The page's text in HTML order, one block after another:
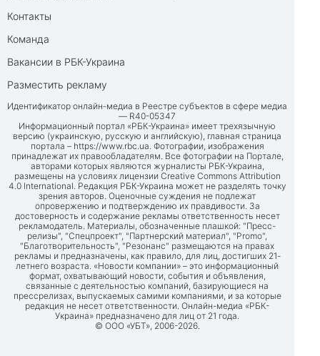
Контакты
Команда
Вакансии в РБК-Украина
Разместить рекламу
Идентификатор онлайн-медиа в Реестре субъектов в сфере медиа
— R40-05347
Информационный портал «РБК-Украина» имеет трехязычную
версию (украинскую, русскую и английскую), главная страница
портала – https://www.rbc.ua . Фотографии, изображения
принадлежат их правообладателям. Все фотографии на Портале,
авторами которых являются журналисты РБК-Украина,
размещены на условиях лицензии Creative Commons Attribution
4.0 International. Редакция РБК-Украина может не разделять точку
зрения авторов. Оценочные суждения не подлежат
опровержению и подтверждению их правдивости. За
достоверность и содержание рекламы ответственность несет
рекламодатель. Материалы, обозначенные плашкой: "Пресс-
релизы", "Спецпроект", "Партнерский материал", "Promo",
"Благотворительность", "Резонанс" размещаются на правах
рекламы и предназначены, как правило, для лиц, достигших 21-
летнего возраста. «Новости компании» – это информационный
формат, охватывающий новости, события и объявления,
связанные с деятельностью компаний, базирующиеся на
прессрелизах, выпускаемых самими компаниями, и за которые
редакция не несет ответственности. Онлайн-медиа «РБК-
Украина» предназначено для лиц от 21 года.
© ООО «УБТ», 2006-2026.